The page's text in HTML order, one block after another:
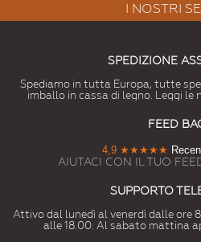
I NOSTRI
SPEDIZIONE
Spediamo in tutta Europa, tutte
imballo in cassa di legno. Leggi le
FEED
4,9 ★★★★★
AIUTACI CON IL TUO
SUPPORTO
Attivo dal lunedì al venerdì dalle ore
alle 18.00. Al sabato mattina